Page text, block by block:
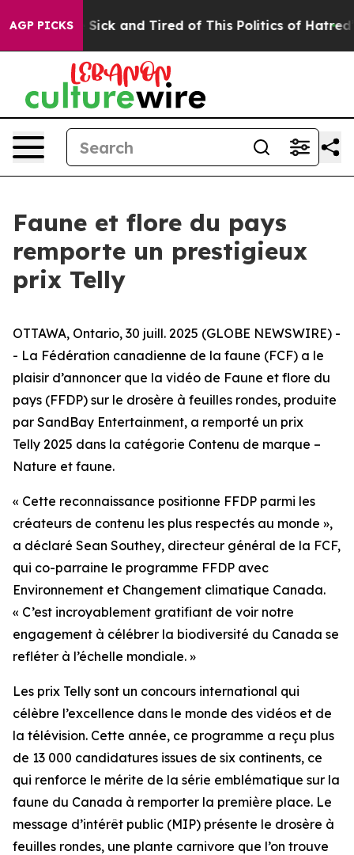
AGP PICKS
Are Sick and Tired of This Politics of Hatred” The
Faune et flore du pays
remporte un prestigieux
prix Telly
OTTAWA, Ontario, 30 juill. 2025 (GLOBE NEWSWIRE) -
- La Fédération canadienne de la faune (FCF) a le
plaisir d’annoncer que la vidéo de Faune et flore du
pays (FFDP) sur le drosère à feuilles rondes, produite
par SandBay Entertainment, a remporté un prix
Telly 2025 dans la catégorie Contenu de marque –
Nature et faune.
« Cette reconnaissance positionne FFDP parmi les
créateurs de contenu les plus respectés au monde »,
a déclaré Sean Southey, directeur général de la FCF,
qui co-parraine le programme FFDP avec
Environnement et Changement climatique Canada.
« C’est incroyablement gratifiant de voir notre
engagement à célébrer la biodiversité du Canada se
refléter à l’échelle mondiale. »
Les prix Telly sont un concours international qui
célèbre l’excellence dans le monde des vidéos et de
la télévision. Cette année, ce programme a reçu plus
de 13 000 candidatures issues de six continents, ce
qui renforce le mérite de la série emblématique sur la
faune du Canada à remporter la première place. Le
message d’intérêt public (MIP) présente le drosère à
feuilles rondes, une plante carnivore que l’on trouve